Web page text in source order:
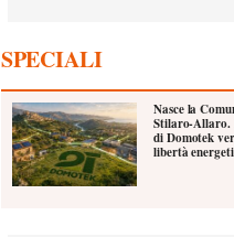
SPECIALI
Nasce la
Stilaro-Allaro.
di Domotek
libertà